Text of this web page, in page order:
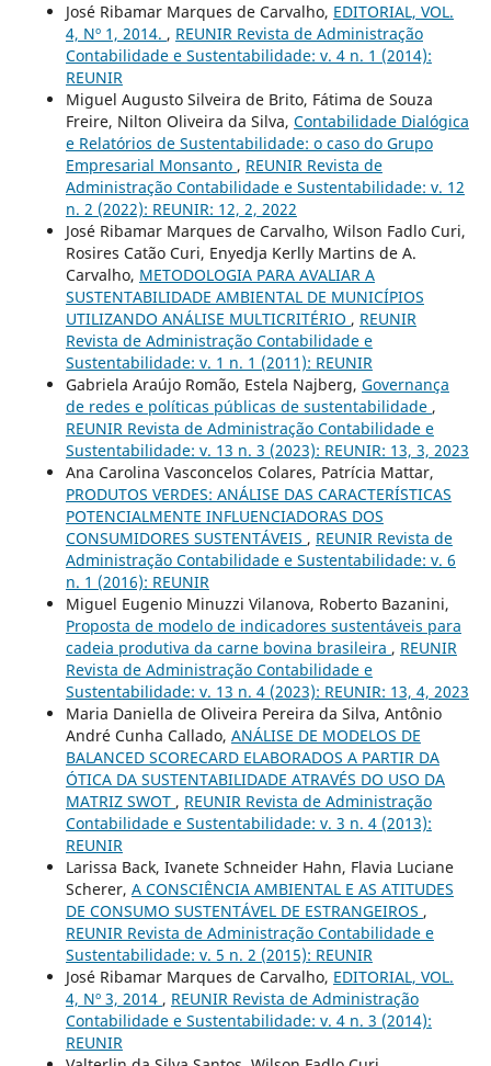
José Ribamar Marques de Carvalho, EDITORIAL, VOL.
4, Nº 1, 2014. , REUNIR Revista de Administração
Contabilidade e Sustentabilidade: v. 4 n. 1 (2014):
REUNIR
Miguel Augusto Silveira de Brito, Fátima de Souza
Freire, Nilton Oliveira da Silva, Contabilidade Dialógica
e Relatórios de Sustentabilidade: o caso do Grupo
Empresarial Monsanto , REUNIR Revista de
Administração Contabilidade e Sustentabilidade: v. 12
n. 2 (2022): REUNIR: 12, 2, 2022
José Ribamar Marques de Carvalho, Wilson Fadlo Curi,
Rosires Catão Curi, Enyedja Kerlly Martins de A.
Carvalho, METODOLOGIA PARA AVALIAR A
SUSTENTABILIDADE AMBIENTAL DE MUNICÍPIOS
UTILIZANDO ANÁLISE MULTICRITÉRIO , REUNIR
Revista de Administração Contabilidade e
Sustentabilidade: v. 1 n. 1 (2011): REUNIR
Gabriela Araújo Romão, Estela Najberg, Governança
de redes e políticas públicas de sustentabilidade ,
REUNIR Revista de Administração Contabilidade e
Sustentabilidade: v. 13 n. 3 (2023): REUNIR: 13, 3, 2023
Ana Carolina Vasconcelos Colares, Patrícia Mattar,
PRODUTOS VERDES: ANÁLISE DAS CARACTERÍSTICAS
POTENCIALMENTE INFLUENCIADORAS DOS
CONSUMIDORES SUSTENTÁVEIS , REUNIR Revista de
Administração Contabilidade e Sustentabilidade: v. 6
n. 1 (2016): REUNIR
Miguel Eugenio Minuzzi Vilanova, Roberto Bazanini,
Proposta de modelo de indicadores sustentáveis para
cadeia produtiva da carne bovina brasileira , REUNIR
Revista de Administração Contabilidade e
Sustentabilidade: v. 13 n. 4 (2023): REUNIR: 13, 4, 2023
Maria Daniella de Oliveira Pereira da Silva, Antônio
André Cunha Callado, ANÁLISE DE MODELOS DE
BALANCED SCORECARD ELABORADOS A PARTIR DA
ÓTICA DA SUSTENTABILIDADE ATRAVÉS DO USO DA
MATRIZ SWOT , REUNIR Revista de Administração
Contabilidade e Sustentabilidade: v. 3 n. 4 (2013):
REUNIR
Larissa Back, Ivanete Schneider Hahn, Flavia Luciane
Scherer, A CONSCIÊNCIA AMBIENTAL E AS ATITUDES
DE CONSUMO SUSTENTÁVEL DE ESTRANGEIROS ,
REUNIR Revista de Administração Contabilidade e
Sustentabilidade: v. 5 n. 2 (2015): REUNIR
José Ribamar Marques de Carvalho, EDITORIAL, VOL.
4, Nº 3, 2014 , REUNIR Revista de Administração
Contabilidade e Sustentabilidade: v. 4 n. 3 (2014):
REUNIR